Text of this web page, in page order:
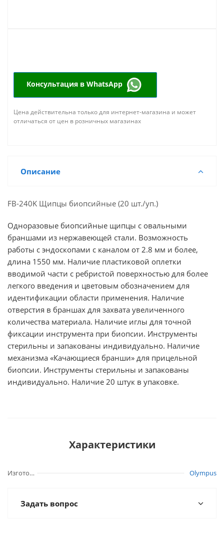
Консультация в WhatsApp
Цена действительна только для интернет-магазина и может
отличаться от цен в розничных магазинах
Описание
FB-240K Щипцы биопсийные (20 шт./уп.)
Одноразовые биопсийные щипцы с овальными
браншами из нержавеющей стали. Возможность
работы с эндоскопами с каналом от 2.8 мм и более,
длина 1550 мм. Наличие пластиковой оплетки
вводимой части с ребристой поверхностью для более
легкого введения и цветовым обозначением для
идентификации области применения. Наличие
отверстия в браншах для захвата увеличенного
количества материала. Наличие иглы для точной
фиксации инструмента при биопсии. Инструменты
стерильны и запакованы индивидуально. Наличие
механизма «Качающиеся бранши» для прицельной
биопсии. Инструменты стерильны и запакованы
индивидуально. Наличие 20 штук в упаковке.
Характеристики
Изготовитель Olympus
Задать вопрос